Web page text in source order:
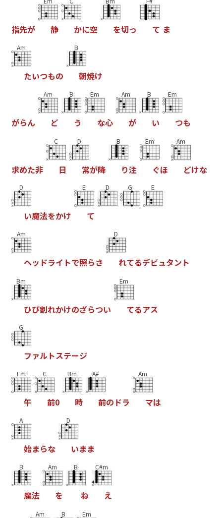
指先が 静 かに空 を切っ て ま
Am
たいつもの
B
朝焼け
がらん
Am
ど
B
う
Em
な心
Am
が
B
い
Em
つも
求めた非
C
日
D
常が降
B
り注
Em
ぐほ
Am
どけな
D
い魔法をかけ
E
て
D G E
Am
ヘッ ドライ トで照らさ
D
れてるデビュタン ト
Bm
ひび割れかけのざらつい
Em
てるアス
G
フ ァル トステージ
Em
午
C
前0
Bm
時
A#
前の ドラ
Am
マは
A
始まらな
D
いまま
B
魔法
Am
を
B
ね
C#m
え
Am B Em